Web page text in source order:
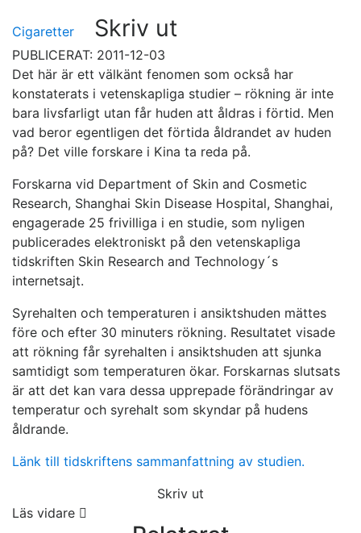
Cigaretter Skriv ut
PUBLICERAT: 2011-12-03
Det här är ett välkänt fenomen som också har
konstaterats i vetenskapliga studier – rökning är inte
bara livsfarligt utan får huden att åldras i förtid. Men
vad beror egentligen det förtida åldrandet av huden
på? Det ville forskare i Kina ta reda på.
Forskarna vid Department of Skin and Cosmetic
Research, Shanghai Skin Disease Hospital, Shanghai,
engagerade 25 frivilliga i en studie, som nyligen
publicerades elektroniskt på den vetenskapliga
tidskriften Skin Research and Technology´s
internetsajt.
Syrehalten och temperaturen i ansiktshuden mättes
före och efter 30 minuters rökning. Resultatet visade
att rökning får syrehalten i ansiktshuden att sjunka
samtidigt som temperaturen ökar. Forskarnas slutsats
är att det kan vara dessa upprepade förändringar av
temperatur och syrehalt som skyndar på hudens
åldrande.
Länk till tidskriftens sammanfattning av studien.
Skriv ut
Läs vidare